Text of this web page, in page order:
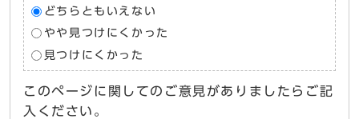
どちらともいえない
やや見つけにくかった
見つけにくかった
このページに関してのご意見がありましたらご記
入ください。